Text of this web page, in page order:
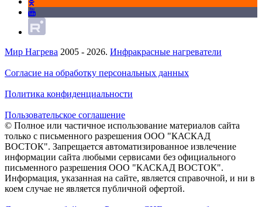
Мир Нагрева 2005 - 2026. Инфракрасные нагреватели
Согласие на обработку персональных данных
Политика конфиденциальности
Пользовательское соглашение
© Полное или частичное использование материалов сайта
только с письменного разрешения ООО "КАСКАД
ВОСТОК". Запрещается автоматизированное извлечение
информации сайта любыми сервисами без официального
письменного разрешения ООО "КАСКАД ВОСТОК".
Информация, указанная на сайте, является справочной, и ни в
коем случае не является публичной офертой.